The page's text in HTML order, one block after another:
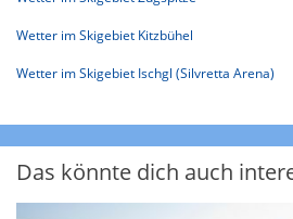
Wetter im Skigebiet Kitzbühel
Wetter im Skigebiet Ischgl (Silvretta Arena)
Das könnte dich auch